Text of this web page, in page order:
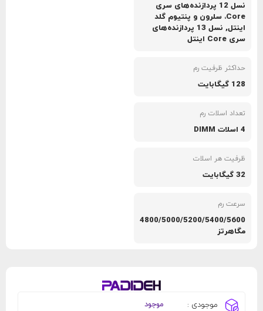
نسل 12 پردازنده‌های سری
Core، سلرون و پنتیوم گلد
اینتل, نسل 13 پردازنده‌های
سری Core اینتل
حداکثر ظرفیت رم
128 گیگابایت
تعداد اسلات رم
4 اسلات DIMM
ظرفیت هر اسلات
32 گیگابایت
سرعت رم
4800/5000/5200/5400/5600
مگاهرتز
موجودی : موجود